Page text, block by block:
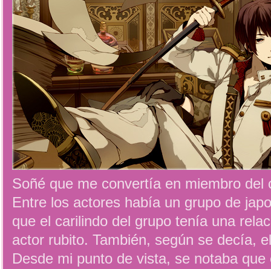
Soñé que me convertía en miembro del
Entre los actores había un grupo de
que el carilindo del grupo tenía una
actor rubito. También, según se decía,
Desde mi punto de vista, se notaba